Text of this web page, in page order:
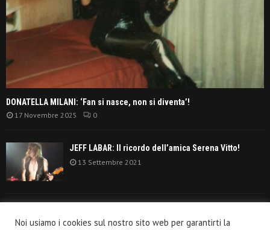
DONATELLA MILANI: ‘Fan si nasce, non si diventa’!
17 Novembre 2025 0
JEFF LABAR: Il ricordo dell’amica Serena Vitto!
13 Settembre 2021
settanta’!
Noi usiamo i cookies sul nostro sito web per garantirti la